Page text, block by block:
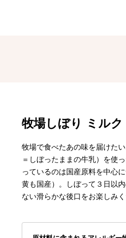
牧場しぼり ミルク
牧場で食べたあの味を届けた
＝しぼったままの牛乳）を使
っているのは国産原料を中心
黄も国産）。しぼって３日以
ない滑らかな後口をお楽しみく